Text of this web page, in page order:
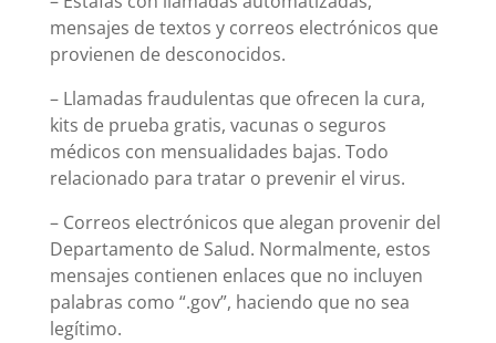
mensajes de textos y correos electrónicos que
provienen de desconocidos.
– Llamadas fraudulentas que ofrecen la cura,
kits de prueba gratis, vacunas o seguros
médicos con mensualidades bajas. Todo
relacionado para tratar o prevenir el virus.
– Correos electrónicos que alegan provenir del
Departamento de Salud. Normalmente, estos
mensajes contienen enlaces que no incluyen
palabras como “.gov”, haciendo que no sea
legítimo.